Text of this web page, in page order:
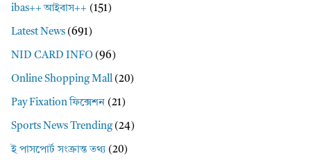
ibas++ আইবাস++ (151)
Latest News (691)
NID CARD INFO (96)
Online Shopping Mall (20)
Pay Fixation ফিক্সেশন (21)
Sports News Trending(24)
ই পাসপোর্ট সংক্রান্ত তথ্য (20)